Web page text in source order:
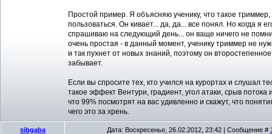
Простой пример. Я объясняю ученику, что такое триммер,
пользоваться. Он кивает... да, да... все понял. Но когда я
спрашиваю на следующий день... он ваще ничего не
очень простая - в данный момент, ученику триммер не
и так пухнет от новых знаний, поэтому он
забывает.
Если вы спросите тех, кто учился на курортах и слушал
такое эффект Вентури, градиент, угол атаки, срыв потока
что 99% посмотрят на вас удивленно и скажут, что
чего это за хрень.
sibgaba Дата: Воскресенье, 26.02.2012, 23:42 | Сообщение #